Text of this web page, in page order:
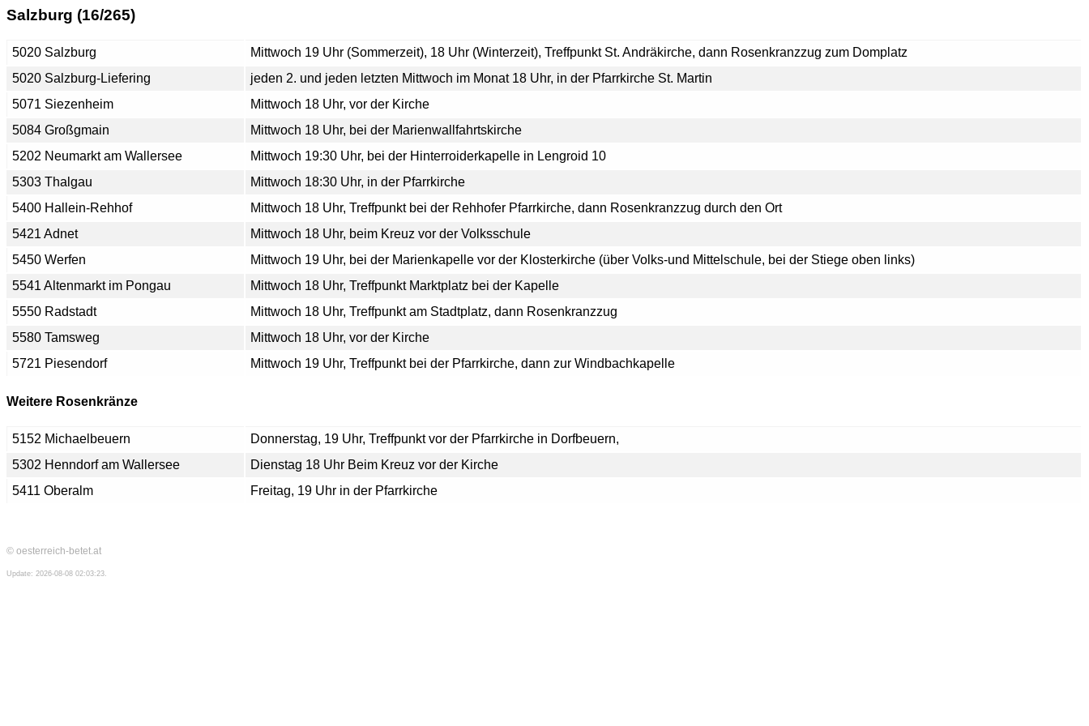
Salzburg (16/265)
5020 Salzburg
Mittwoch 19 Uhr (Sommerzeit), 18 Uhr (Winterzeit), Treffpunkt St. Andräkirche, dann Rosenkranzzug zum Domplatz
5020 Salzburg-Liefering
jeden 2. und jeden letzten Mittwoch im Monat 18 Uhr, in der Pfarrkirche St. Martin
5071 Siezenheim
Mittwoch 18 Uhr, vor der Kirche
5084 Großgmain
Mittwoch 18 Uhr, bei der Marienwallfahrtskirche
5202 Neumarkt am Wallersee
Mittwoch 19:30 Uhr, bei der Hinterroiderkapelle in Lengroid 10
5303 Thalgau
Mittwoch 18:30 Uhr, in der Pfarrkirche
5400 Hallein-Rehhof
Mittwoch 18 Uhr, Treffpunkt bei der Rehhofer Pfarrkirche, dann Rosenkranzzug durch den Ort
5421 Adnet
Mittwoch 18 Uhr, beim Kreuz vor der Volksschule
5450 Werfen
Mittwoch 19 Uhr, bei der Marienkapelle vor der Klosterkirche (über Volks-und Mittelschule, bei der Stiege oben links)
5541 Altenmarkt im Pongau
Mittwoch 18 Uhr, Treffpunkt Marktplatz bei der Kapelle
5550 Radstadt
Mittwoch 18 Uhr, Treffpunkt am Stadtplatz, dann Rosenkranzzug
5580 Tamsweg
Mittwoch 18 Uhr, vor der Kirche
5721 Piesendorf
Mittwoch 19 Uhr, Treffpunkt bei der Pfarrkirche, dann zur Windbachkapelle
Weitere Rosenkränze
5152 Michaelbeuern
Donnerstag, 19 Uhr, Treffpunkt vor der Pfarrkirche in Dorfbeuern,
5302 Henndorf am Wallersee
Dienstag 18 Uhr Beim Kreuz vor der Kirche
5411 Oberalm
Freitag, 19 Uhr in der Pfarrkirche
© oesterreich-betet.at
Update: 2026-08-08 02:03:23.